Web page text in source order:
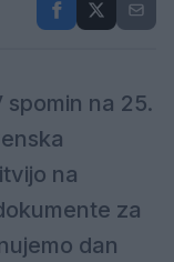
na 25.
na
za
dan